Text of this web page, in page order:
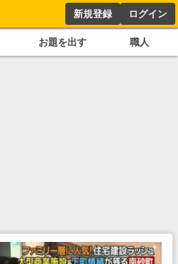
新規登録 ログイン
お題を出す 職人